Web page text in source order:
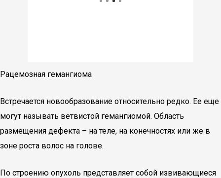
Рацемозная гемангиома
Встречается новообразование относительно редко. Ее еще
могут называть ветвистой гемангиомой. Область
размещения дефекта – на теле, на конечностях или же в
зоне роста волос на голове.
По строению опухоль представляет собой извивающиеся